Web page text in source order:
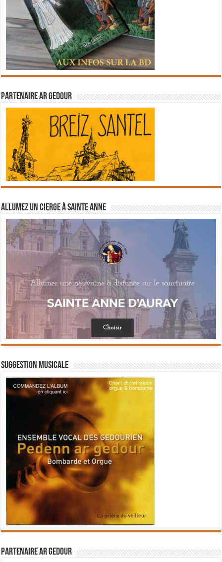
Partenaire Ar Gedour
Allumez un cierge à Sainte Anne
Suggestion musicale
Partenaire Ar Gedour